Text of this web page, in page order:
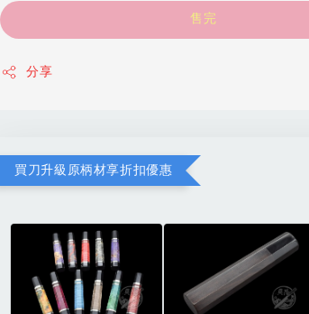
售完
分享
買刀升級原柄材享折扣優惠